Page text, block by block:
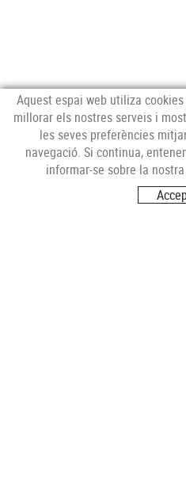
Aquest espai web utiliza
millorar els nostres serveis i
les seves preferències
navegació. Si continua,
informar-se sobre la